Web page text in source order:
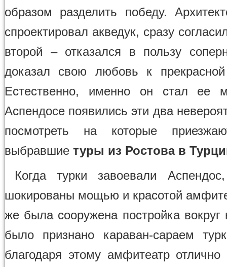
образом разделить победу.
спроектировал акведук, сразу
второй – отказался в пользу
доказал свою любовь к прекрасной
Естественно, именно он стал
Аспендосе появились эти два
посмотреть на которые
выбравшие туры из Ростова в
Когда турки завоевали
шокированы мощью и красотой
же была сооружена постройка вокруг
было признано караван-сараем
благодаря этому амфитеатр отлично